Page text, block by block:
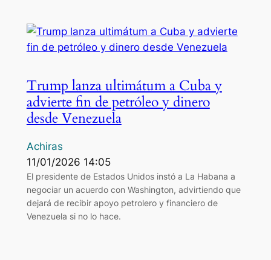
Trump lanza ultimátum a Cuba y
advierte fin de petróleo y dinero
desde Venezuela
Achiras
11/01/2026 14:05
El presidente de Estados Unidos instó a La Habana a
negociar un acuerdo con Washington, advirtiendo que
dejará de recibir apoyo petrolero y financiero de
Venezuela si no lo hace.